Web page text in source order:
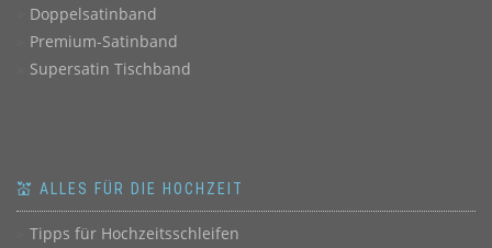
Doppelsatinband
Premium-Satinband
Supersatin Tischband
💒 ALLES FÜR DIE HOCHZEIT
Tipps für Hochzeitsschleifen